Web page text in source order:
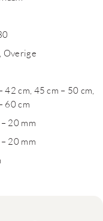
Overige
42 cm, 45 cm – 50 cm,
60 cm
20 mm
20 mm